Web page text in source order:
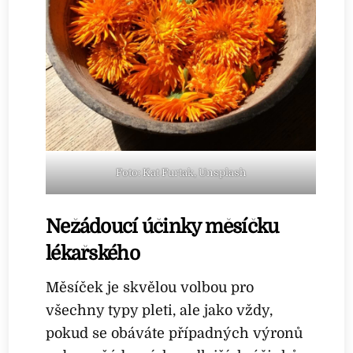
Foto: Kat Furtak, Unsplash
Nežádoucí účinky měsíčku
lékařského
Měsíček je skvělou volbou pro
všechny typy pleti, ale jako vždy,
pokud se obáváte případných výronů